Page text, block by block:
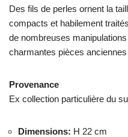
Des fils de perles ornent la
compacts et habilement
de nombreuses
charmantes pièces
Provenance
Ex collection particulière du
Dimensions: H 22 cm